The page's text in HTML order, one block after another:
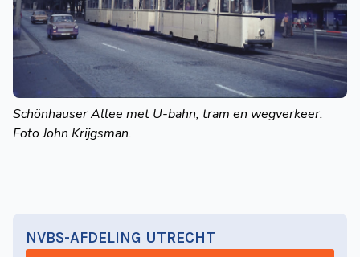
Schönhauser Allee met U-bahn, tram en wegverkeer.
Foto John Krijgsman.
NVBS-AFDELING UTRECHT